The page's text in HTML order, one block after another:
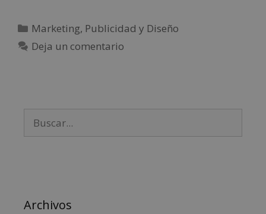
Marketing, Publicidad y Diseño
Deja un comentario
Archivos